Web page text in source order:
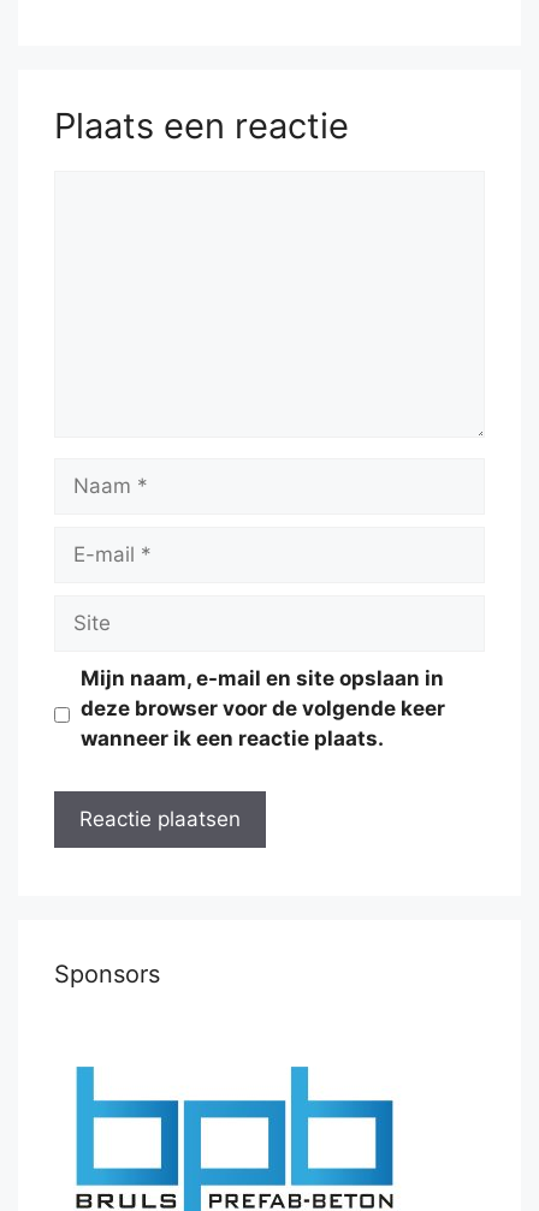
Plaats een reactie
Naam
Site
Mijn naam, e-mail en site opslaan in
deze browser voor de volgende keer
wanneer ik een reactie plaats.
Sponsors